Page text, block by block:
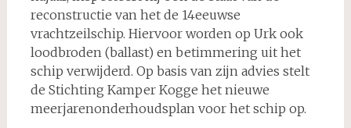
reconstructie van het de 14eeuwse
vrachtzeilschip. Hiervoor worden op Urk ook
loodbroden (ballast) en betimmering uit het
schip verwijderd. Op basis van zijn advies stelt
de Stichting Kamper Kogge het nieuwe
meerjarenonderhoudsplan voor het schip op.